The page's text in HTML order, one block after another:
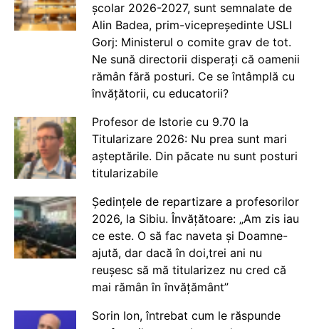
școlar 2026-2027, sunt semnalate de
Alin Badea, prim-vicepreședinte USLI
Gorj: Ministerul o comite grav de tot.
Ne sună directorii disperați că oamenii
rămân fără posturi. Ce se întâmplă cu
învățătorii, cu educatorii?
Profesor de Istorie cu 9.70 la
Titularizare 2026: Nu prea sunt mari
așteptările. Din păcate nu sunt posturi
titularizabile
Ședințele de repartizare a profesorilor
2026, la Sibiu. Învățătoare: „Am zis iau
ce este. O să fac naveta și Doamne-
ajută, dar dacă în doi,trei ani nu
reușesc să mă titularizez nu cred că
mai rămân în învățământ”
Sorin Ion, întrebat cum le răspunde